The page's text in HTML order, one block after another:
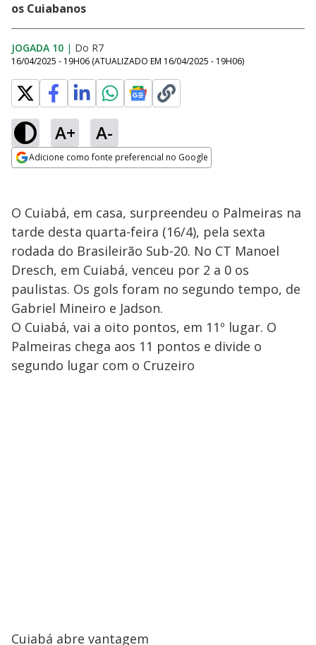
os Cuiabanos
JOGADA 10 | Do R7
16/04/2025 - 19H06 (ATUALIZADO EM 16/04/2025 - 19H06)
A+ A-
Adicione como fonte preferencial no Google
O Cuiabá, em casa, surpreendeu o Palmeiras na
tarde desta quarta-feira (16/4), pela sexta
rodada do Brasileirão Sub-20. No CT Manoel
Dresch, em Cuiabá, venceu por 2 a 0 os
paulistas. Os gols foram no segundo tempo, de
Gabriel Mineiro e Jadson.
O Cuiabá, vai a oito pontos, em 11º lugar. O
Palmeiras chega aos 11 pontos e divide o
segundo lugar com o Cruzeiro
Cuiabá abre vantagem